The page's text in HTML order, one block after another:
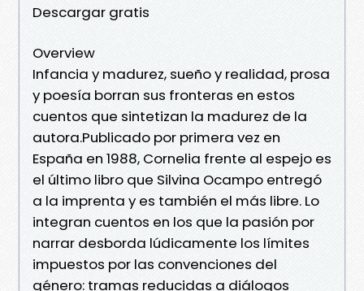
Descargar gratis
Overview
Infancia y madurez, sueño y realidad, prosa
y poesía borran sus fronteras en estos
cuentos que sintetizan la madurez de la
autora.Publicado por primera vez en
España en 1988, Cornelia frente al espejo es
el último libro que Silvina Ocampo entregó
a la imprenta y es también el más libre. Lo
integran cuentos en los que la pasión por
narrar desborda lúdicamente los límites
impuestos por las convenciones del
género: tramas reducidas a diálogos